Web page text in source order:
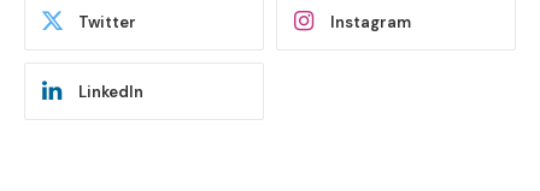
Twitter Instagram
LinkedIn